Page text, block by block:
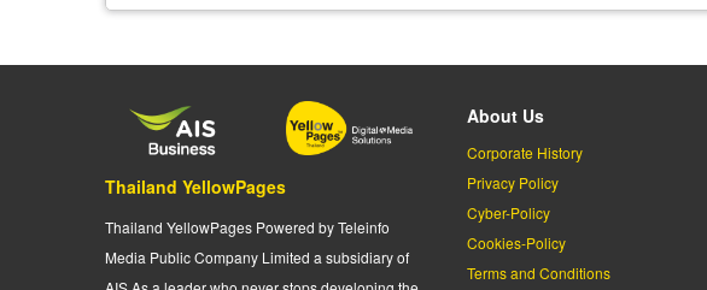
Thailand YellowPages
Thailand YellowPages Powered by Teleinfo
Media Public Company Limited a subsidiary of
About Us
Corporate History
Privacy Policy
Cyber-Policy
Cookies-Policy
Terms and Conditions